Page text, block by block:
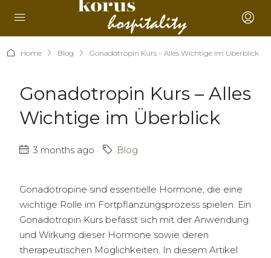
Home Blog Gonadotropin Kurs – Alles Wichtige im Überblick
Gonadotropin Kurs – Alles
Wichtige im Überblick
3 months ago Blog
Gonadotropine sind essentielle Hormone, die eine
wichtige Rolle im Fortpflanzungsprozess spielen. Ein
Gonadotropin Kurs befasst sich mit der Anwendung
und Wirkung dieser Hormone sowie deren
therapeutischen Möglichkeiten. In diesem Artikel